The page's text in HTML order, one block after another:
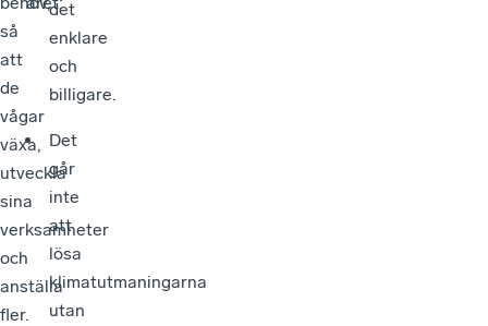
så
att
de
vågar
växa,
utveckla
sina
verksamheter
och
anställa
fler.
det
enklare
och
billigare.
Det
går
inte
att
lösa
klimatutmaningarna
utan